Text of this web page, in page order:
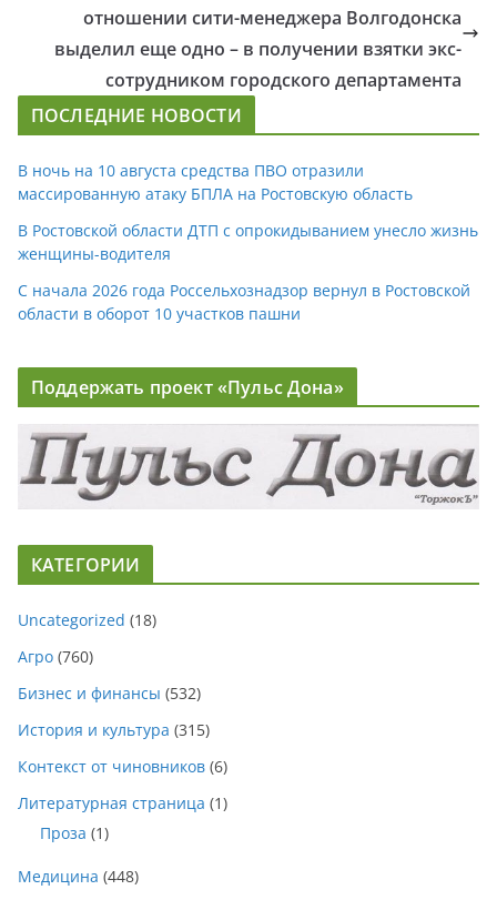
отношении сити-менеджера Волгодонска
выделил еще одно – в получении взятки экс-
сотрудником городского департамента
ПОСЛЕДНИЕ НОВОСТИ
В ночь на 10 августа средства ПВО отразили
массированную атаку БПЛА на Ростовскую область
В Ростовской области ДТП с опрокидыванием унесло жизнь
женщины-водителя
С начала 2026 года Россельхознадзор вернул в Ростовской
области в оборот 10 участков пашни
Поддержать проект «Пульс Дона»
КАТЕГОРИИ
Uncategorized (18)
Агро (760)
Бизнес и финансы (532)
История и культура (315)
Контекст от чиновников (6)
Литературная страница (1)
Проза (1)
Медицина (448)